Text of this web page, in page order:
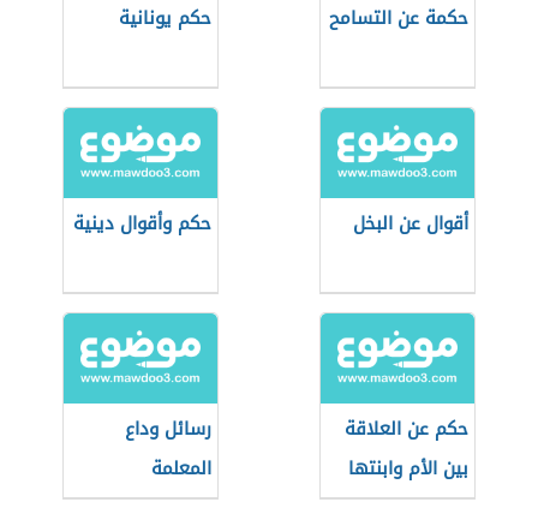
حكمة عن التسامح حكم يونانية
أقوال عن البخل حكم وأقوال دينية
حكم عن العلاقة
بين الأم وابنتها
رسائل وداع
المعلمة